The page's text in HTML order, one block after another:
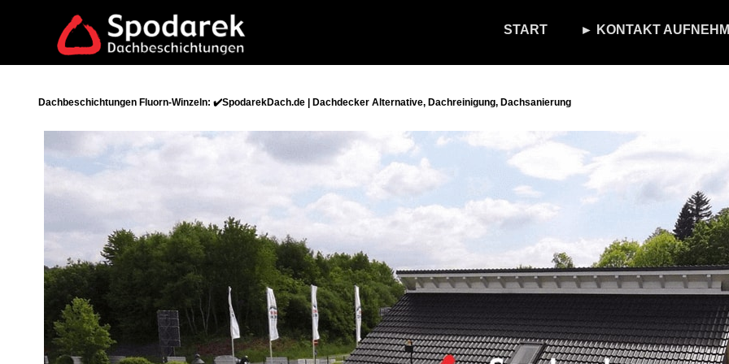
START ► KONTAKT
Dachbeschichtungen Fluorn-Winzeln: ✔️SpodarekDach.de | Dachdecker Alternative, Dachreinigung, Dachsanierung